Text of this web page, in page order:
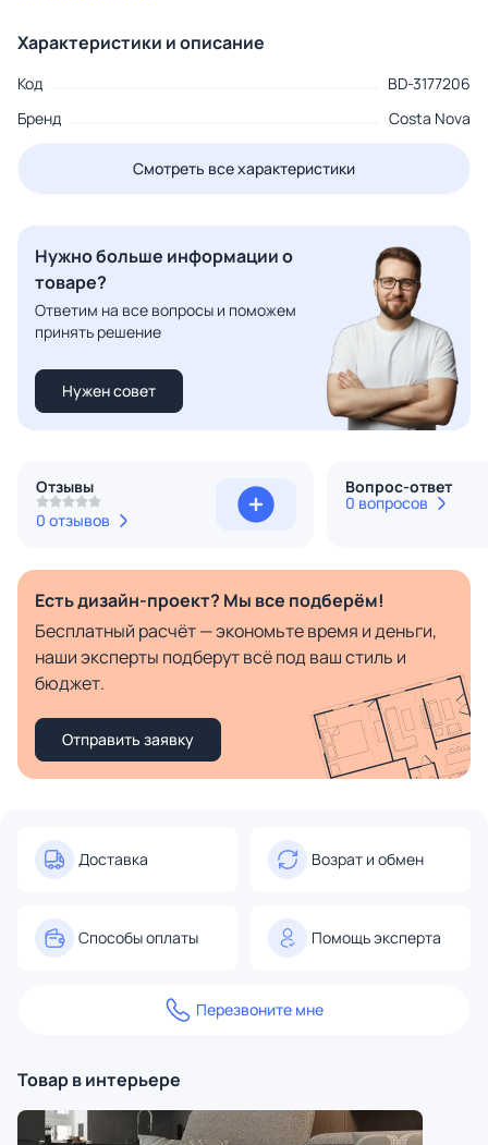
Характеристики и описание
Код
BD-3177206
Бренд
Costa Nova
Смотреть все характеристики
Нужно больше информации о
товаре?
Ответим на все вопросы и поможем
принять решение
Нужен совет
Отзывы
0 отзывов
Вопрос-ответ
0 вопросов
Есть дизайн-проект? Мы все подберём!
Бесплатный расчёт — экономьте время и деньги,
наши эксперты подберут всё под ваш стиль и
бюджет.
Отправить заявку
Доставка Возрат и обмен
Способы оплаты Помощь эксперта
Перезвоните мне
Товар в интерьере